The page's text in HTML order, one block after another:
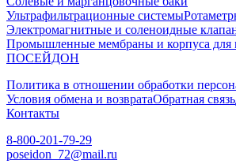
Ультрафильтрационные системы
Электромагнитные и соленоидные
Промышленные мембраны и корпуса для
ПОСЕЙДОН
Политика в отношении обработки
Условия обмена и возвратаОбратная связь
Контакты
8-800-201-79-29
poseidon_72@mail.ru